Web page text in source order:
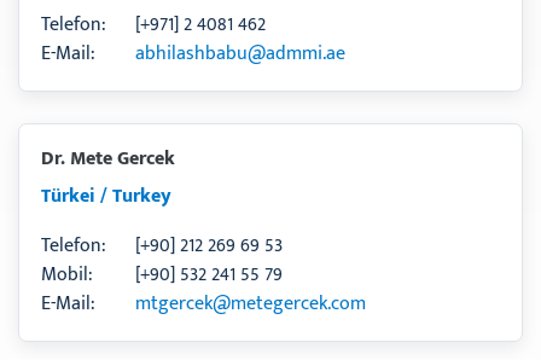
Telefon:
[+971] 2 4081 462
E-Mail:
abhilashbabu@admmi.ae
Dr. Mete Gercek
Türkei / Turkey
Telefon:
[+90] 212 269 69 53
Mobil:
[+90] 532 241 55 79
E-Mail:
mtgercek@metegercek.com